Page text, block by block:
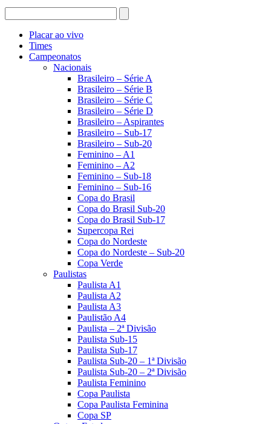
Placar ao vivo
Times
Campeonatos
Nacionais
Brasileiro – Série A
Brasileiro – Série B
Brasileiro – Série C
Brasileiro – Série D
Brasileiro – Aspirantes
Brasileiro – Sub-17
Brasileiro – Sub-20
Feminino – A1
Feminino – A2
Feminino – Sub-18
Feminino – Sub-16
Copa do Brasil
Copa do Brasil Sub-20
Copa do Brasil Sub-17
Supercopa Rei
Copa do Nordeste
Copa do Nordeste – Sub-20
Copa Verde
Paulistas
Paulista A1
Paulista A2
Paulista A3
Paulistão A4
Paulista – 2ª Divisão
Paulista Sub-15
Paulista Sub-17
Paulista Sub-20 – 1ª Divisão
Paulista Sub-20 – 2ª Divisão
Paulista Feminino
Copa Paulista
Copa Paulista Feminina
Copa SP